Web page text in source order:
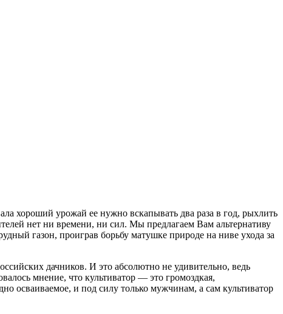
хороший урожай ее нужно вскапывать два раза в год, рыхлить
нет ни времени, ни сил. Мы предлагаем Вам альтернативу
газон, проиграв борьбу матушке природе на ниве ухода за
дачников. И это абсолютно не удивительно, ведь
мнение, что культиватор — это громоздкая,
осваиваемое, и под силу только мужчинам, а сам культиватор